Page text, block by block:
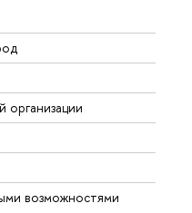
организации
возможностями